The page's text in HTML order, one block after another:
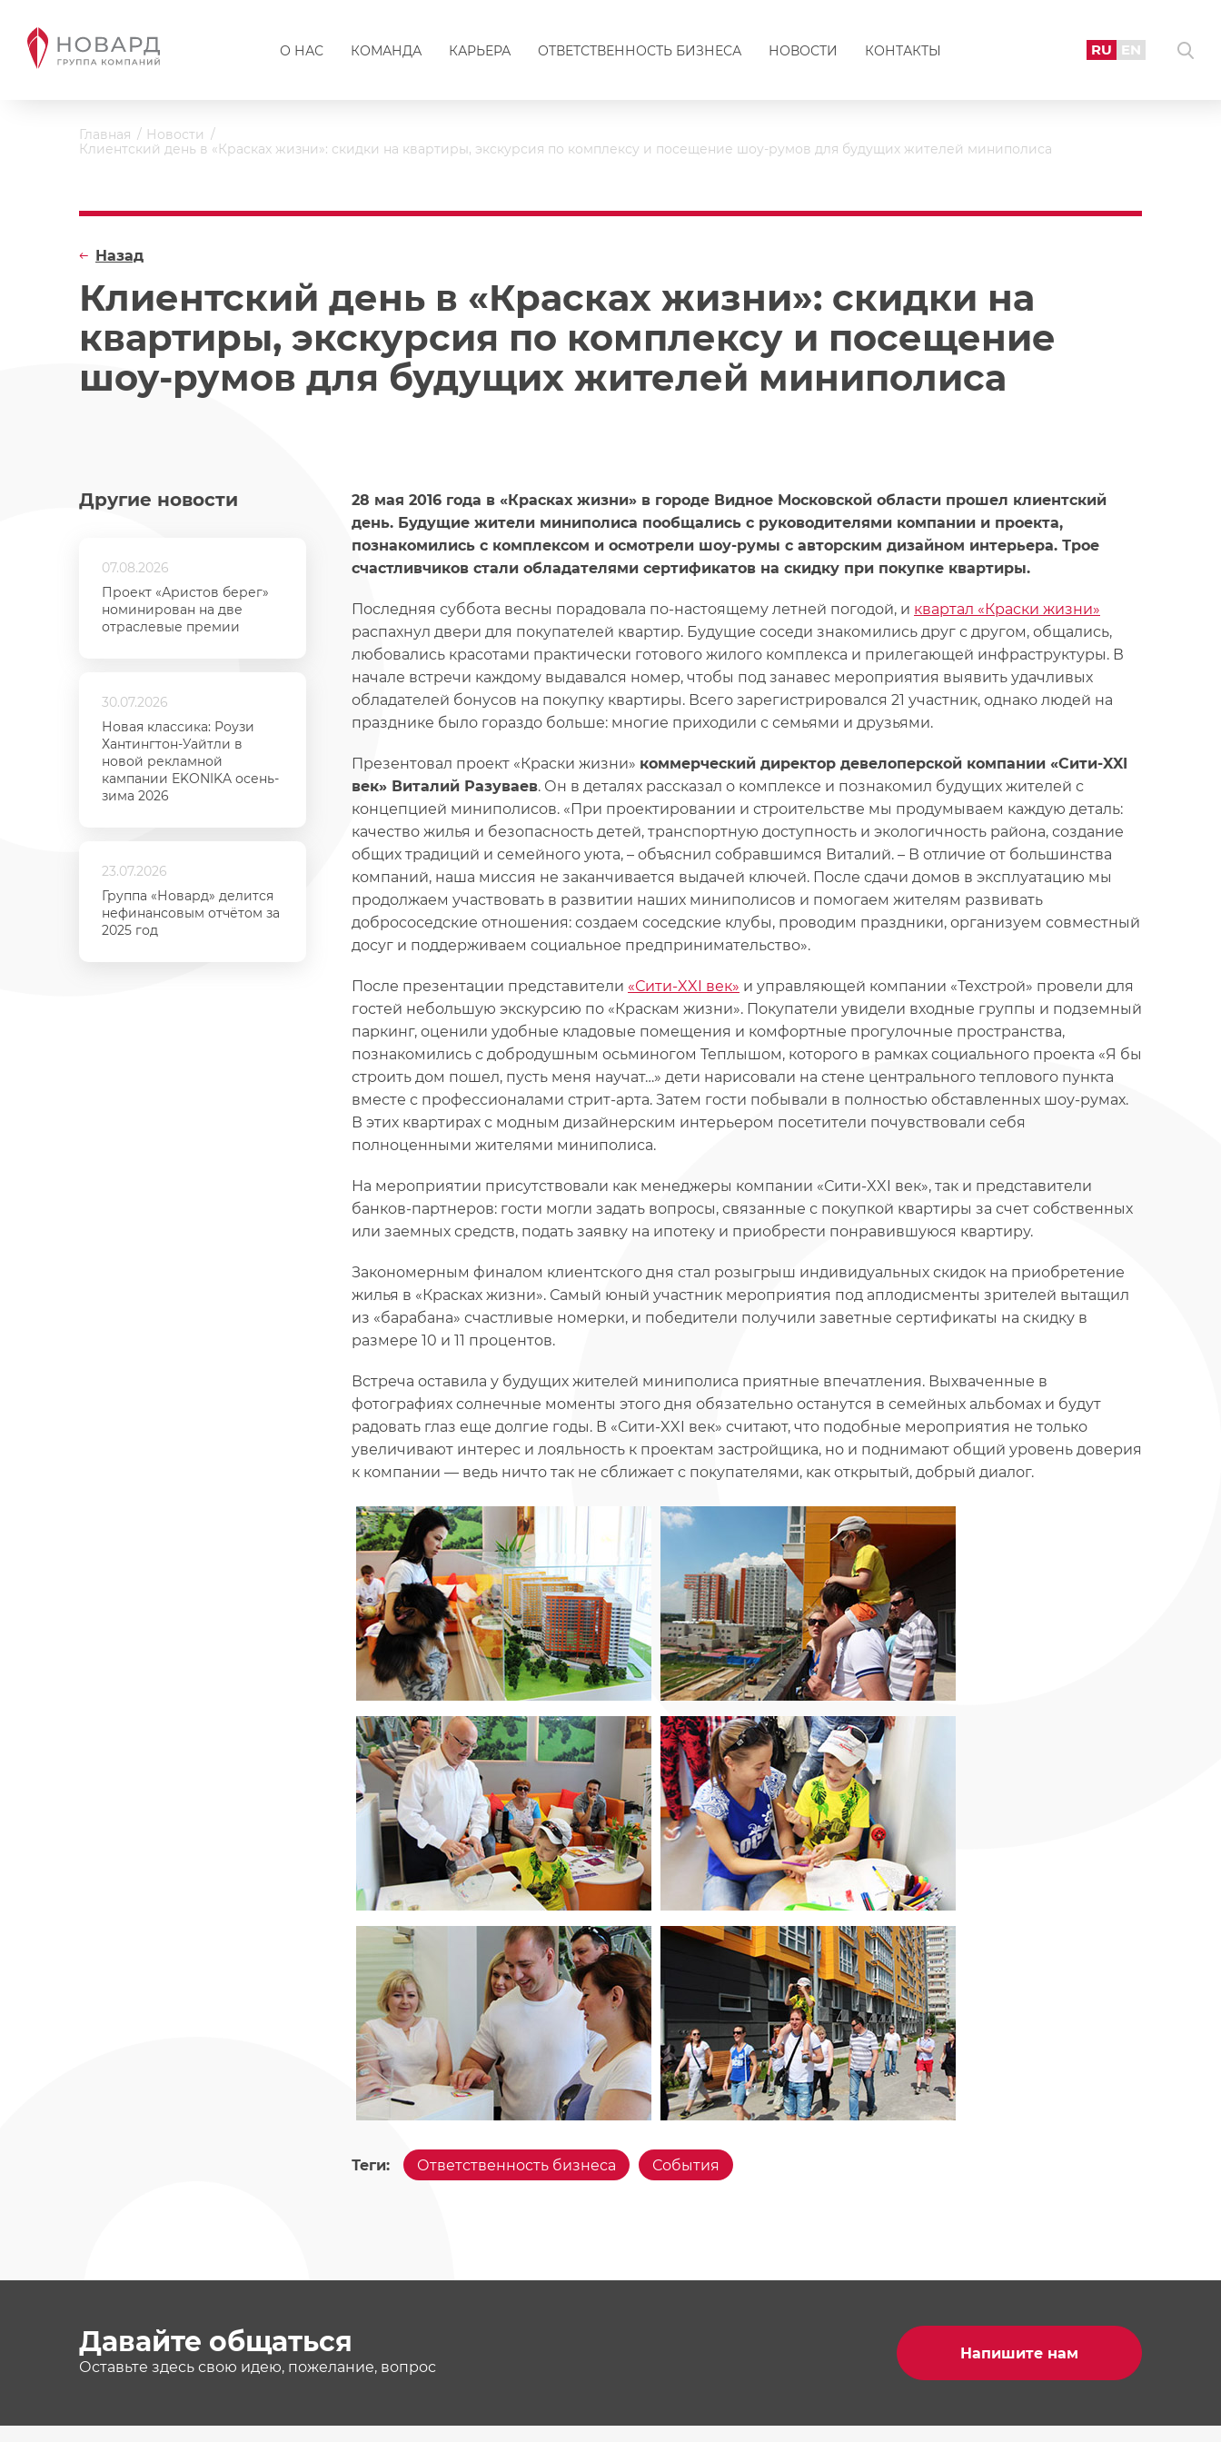
О НАС КОМАНДА КАРЬЕРА ОТВЕТСТВЕННОСТЬ БИЗНЕСА НОВОСТИ КОНТАКТЫ RU EN
Главная
Новости
Клиентский день в «Красках жизни»: скидки на квартиры, экскурсия по комплексу и посещение шоу-румов для будущих жителей миниполиса
Клиентский день в «Красках жизни»: скидки на
квартиры, экскурсия по комплексу и посещение
шоу-румов для будущих жителей миниполиса
Назад
Другие новости
07.08.2026
Проект «Аристов берег»
номинирован на две
отраслевые премии
30.07.2026
Новая классика: Роузи
Хантингтон-Уайтли в
новой рекламной
кампании EKONIKA осень-
зима 2026
23.07.2026
Группа «Новард» делится
нефинансовым отчётом за
2025 год
28 мая 2016 года в «Красках жизни» в городе Видное Московской области прошел клиентский
день. Будущие жители миниполиса пообщались с руководителями компании и проекта,
познакомились с комплексом и осмотрели шоу-румы с авторским дизайном интерьера. Трое
счастливчиков стали обладателями сертификатов на скидку при покупке квартиры.
Последняя суббота весны порадовала по-настоящему летней погодой, и квартал «Краски жизни»
распахнул двери для покупателей квартир. Будущие соседи знакомились друг с другом, общались,
любовались красотами практически готового жилого комплекса и прилегающей инфраструктуры. В
начале встречи каждому выдавался номер, чтобы под занавес мероприятия выявить удачливых
обладателей бонусов на покупку квартиры. Всего зарегистрировался 21 участник, однако людей на
празднике было гораздо больше: многие приходили с семьями и друзьями.
Презентовал проект «Краски жизни» коммерческий директор девелоперской компании «Сити-XXI
век» Виталий Разуваев. Он в деталях рассказал о комплексе и познакомил будущих жителей с
концепцией миниполисов. «При проектировании и строительстве мы продумываем каждую деталь:
качество жилья и безопасность детей, транспортную доступность и экологичность района, создание
общих традиций и семейного уюта, – объяснил собравшимся Виталий. – В отличие от большинства
компаний, наша миссия не заканчивается выдачей ключей. После сдачи домов в эксплуатацию мы
продолжаем участвовать в развитии наших миниполисов и помогаем жителям развивать
добрососедские отношения: создаем соседские клубы, проводим праздники, организуем совместный
досуг и поддерживаем социальное предпринимательство».
После презентации представители «Сити-XXI век» и управляющей компании «Техстрой» провели для
гостей небольшую экскурсию по «Краскам жизни». Покупатели увидели входные группы и подземный
паркинг, оценили удобные кладовые помещения и комфортные прогулочные пространства,
познакомились с добродушным осьминогом Теплышом, которого в рамках социального проекта «Я бы
строить дом пошел, пусть меня научат…» дети нарисовали на стене центрального теплового пункта
вместе с профессионалами стрит-арта. Затем гости побывали в полностью обставленных шоу-румах.
В этих квартирах с модным дизайнерским интерьером посетители почувствовали себя
полноценными жителями миниполиса.
На мероприятии присутствовали как менеджеры компании «Сити-XXI век», так и представители
банков-партнеров: гости могли задать вопросы, связанные с покупкой квартиры за счет собственных
или заемных средств, подать заявку на ипотеку и приобрести понравившуюся квартиру.
Закономерным финалом клиентского дня стал розыгрыш индивидуальных скидок на приобретение
жилья в «Красках жизни». Самый юный участник мероприятия под аплодисменты зрителей вытащил
из «барабана» счастливые номерки, и победители получили заветные сертификаты на скидку в
размере 10 и 11 процентов.
Встреча оставила у будущих жителей миниполиса приятные впечатления. Выхваченные в
фотографиях солнечные моменты этого дня обязательно останутся в семейных альбомах и будут
радовать глаз еще долгие годы. В «Сити-XXI век» считают, что подобные мероприятия не только
увеличивают интерес и лояльность к проектам застройщика, но и поднимают общий уровень доверия
к компании — ведь ничто так не сближает с покупателями, как открытый, добрый диалог.
Теги: Ответственность бизнеса События
Давайте общаться
Оставьте здесь свою идею, пожелание, вопрос
Напишите нам